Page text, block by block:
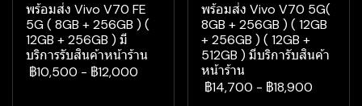
พร้อมส่ง Vivo V70 FE
5G ( 8GB + 256GB ) (
12GB + 256GB ) มี
บริการรับสินค้าหน้าร้าน
฿10,500 - ฿12,000
พร้อมส่ง Vivo V70 5G(
8GB + 256GB ) ( 12GB
+ 256GB ) ( 12GB +
512GB ) มีบริการับสินค้า
หน้าร้าน
฿14,700 - ฿18,900